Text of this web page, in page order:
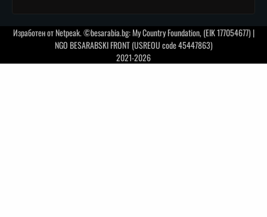
Изработен отNetpeak. ©besarabia.bg: My Country Foundation, (EIK 177054677) |
NGO BESARABSKI FRONT (USREOU code 45447863)
2021-2026